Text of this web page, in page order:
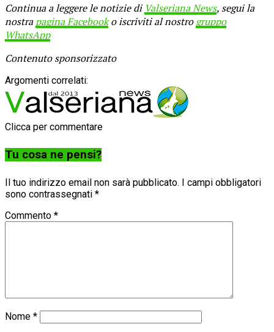
Continua a leggere le notizie di Valseriana News, segui la
nostrapagina Facebooko iscriviti al nostrogruppo
WhatsApp
Contenuto sponsorizzato
Argomenti correlati:
Clicca per commentare
Tu cosa ne pensi?
Il tuo indirizzo email non sarà pubblicato. I campi obbligatori
sono contrassegnati *
Commento *
Nome *